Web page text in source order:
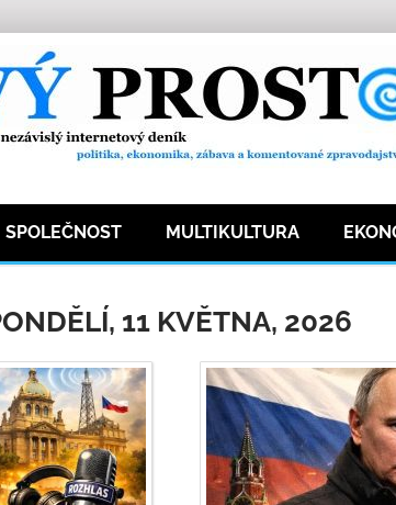
SPOLEČNOST MULTIKULTURA
11 KVĚTNA, 2026